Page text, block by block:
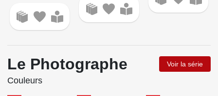
Le Photographe Voir la série
Couleurs